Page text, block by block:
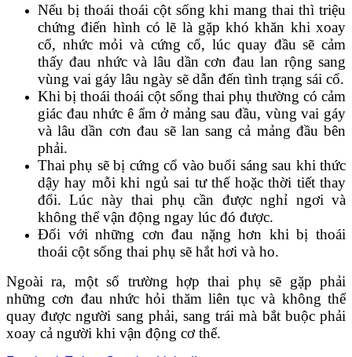
Nếu bị thoái thoái cột sống khi mang thai thì triệu
chứng điển hình có lẽ là gặp khó khăn khi xoay
cổ, nhức mỏi và cứng cổ, lúc quay đầu sẽ cảm
thấy đau nhức và lâu dần cơn đau lan rộng sang
vùng vai gáy lâu ngày sẽ dẫn đến tình trạng sái cổ.
Khi bị thoái thoái cột sống thai phụ thường có cảm
giác đau nhức ê ẩm ở mảng sau đầu, vùng vai gáy
và lâu dần cơn đau sẽ lan sang cả mảng đầu bên
phải.
Thai phụ sẽ bị cứng cổ vào buổi sáng sau khi thức
dậy hay mỗi khi ngủ sai tư thế hoặc thời tiết thay
đổi. Lúc này thai phụ cần được nghỉ ngơi và
không thể vận động ngay lúc đó được.
Đối với những cơn đau nặng hơn khi bị thoái
thoái cột sống thai phụ sẽ hắt hơi và ho.
Ngoài ra, một số trường hợp thai phụ sẽ gặp phải
những cơn đau nhức hỏi thăm liên tục và không thể
quay được người sang phải, sang trái mà bắt buộc phải
xoay cả người khi vận động cơ thể.